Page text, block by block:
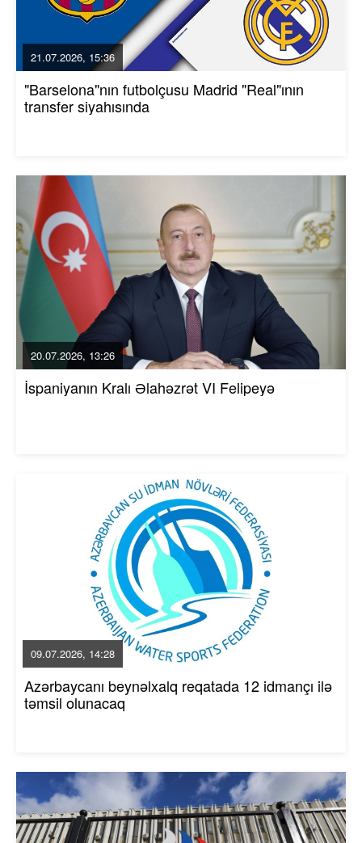
21.07.2026, 15:36
"Barselona"nın futbolçusu Madrid "Real"ının
transfer siyahısında
20.07.2026, 13:26
İspaniyanın Kralı Əlahəzrət VI Felipeyə
09.07.2026, 14:28
Azərbaycanı beynəlxalq reqatada 12 idmançı ilə
təmsil olunacaq